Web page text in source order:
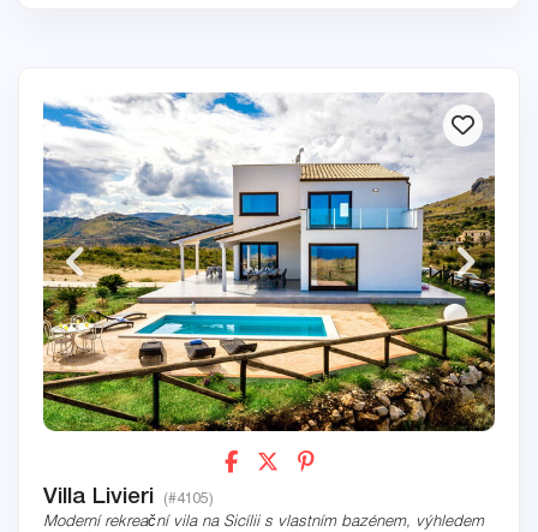
Villa Livieri (#4105)
Moderní rekreační vila na Sicílii s vlastním bazénem, výhledem